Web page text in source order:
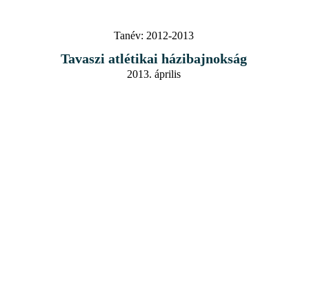
Tanév: 2012-2013
Tavaszi atlétikai házibajnokság
2013. április